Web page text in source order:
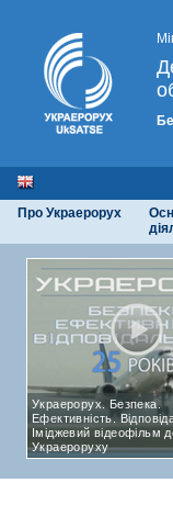
Про Украерорух
Украерорух. Безпека.
Ефективність.
Іміджевий відеофільм
Украероруху